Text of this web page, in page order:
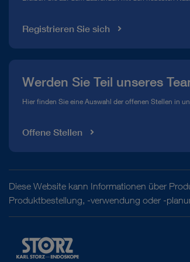
Registrieren Sie sich
Werden Sie Teil unseres
Hier finden Sie eine Auswahl der offenen Stellen in
Offene Stellen
Diese Website kann Informationen über
Produktbestellung, -verwendung oder -